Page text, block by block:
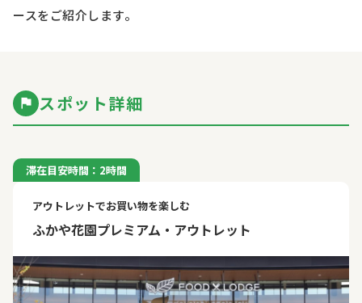
ースをご紹介します。
スポット詳細
滞在目安時間：2時間
アウトレットでお買い物を楽しむ
ふかや花園プレミアム・アウトレット